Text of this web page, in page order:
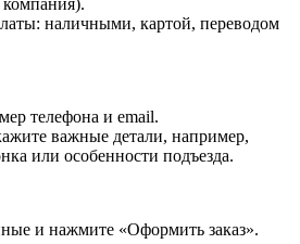
наличными, картой, переводом
телефона и email.
важные детали, например,
или особенности подъезда.
и нажмите «Оформить заказ».